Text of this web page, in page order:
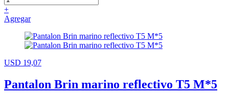
+
Agregar
USD 19,07
Pantalon Brin marino reflectivo T5 M*5